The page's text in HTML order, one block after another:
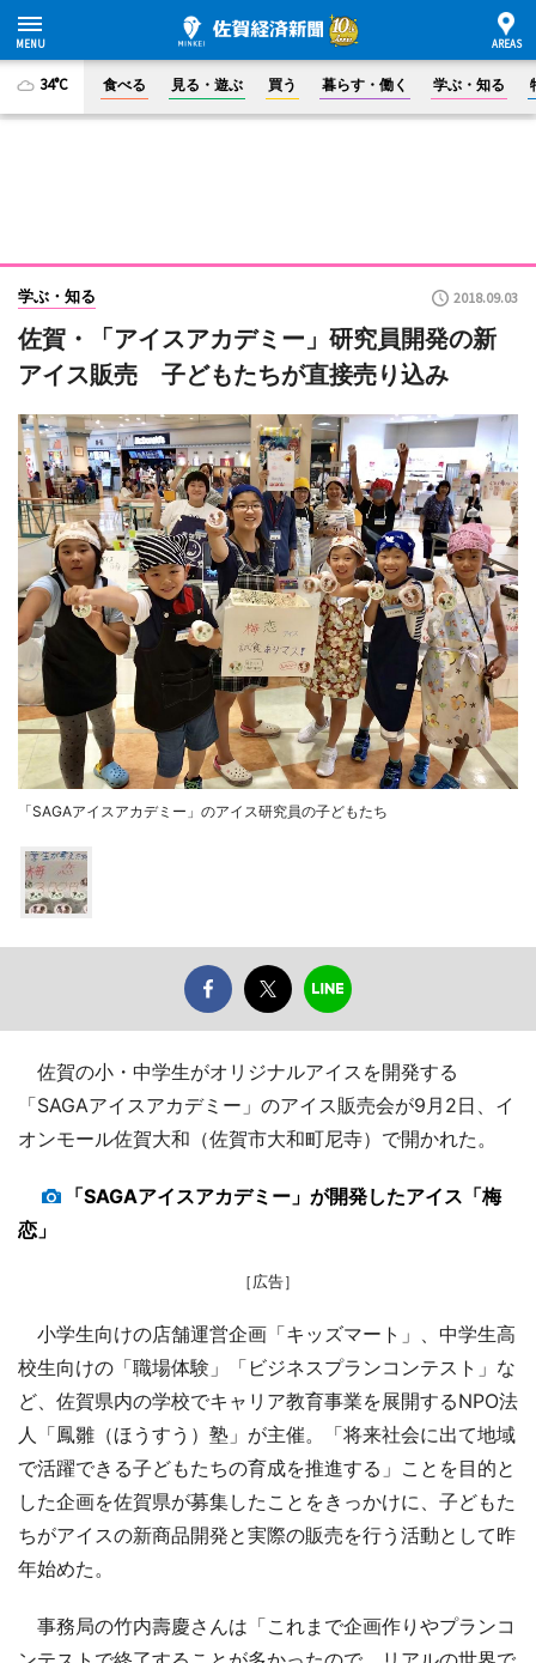
34°C 食べる 見る・遊ぶ 買う 暮らす・働く 学ぶ・知る
学ぶ・知る 2018.09.03
佐賀・「アイスアカデミー」研究員開発の新
アイス販売 子どもたちが直接売り込み
「SAGAアイスアカデミー」のアイス研究員の子どもたち
佐賀の小・中学生がオリジナルアイスを開発する
「SAGAアイスアカデミー」のアイス販売会が9月2日、イ
オンモール佐賀大和（佐賀市大和町尼寺）で開かれた。
「SAGAアイスアカデミー」が開発したアイス「梅
恋」
［広告］
小学生向けの店舗運営企画「キッズマート」、中学生高
校生向けの「職場体験」「ビジネスプランコンテスト」な
ど、佐賀県内の学校でキャリア教育事業を展開するNPO法
人「鳳雛（ほうすう）塾」が主催。「将来社会に出て地域
で活躍できる子どもたちの育成を推進する」ことを目的と
した企画を佐賀県が募集したことをきっかけに、子どもた
ちがアイスの新商品開発と実際の販売を行う活動として昨
年始めた。
事務局の竹内壽慶さんは「これまで企画作りやプランコ